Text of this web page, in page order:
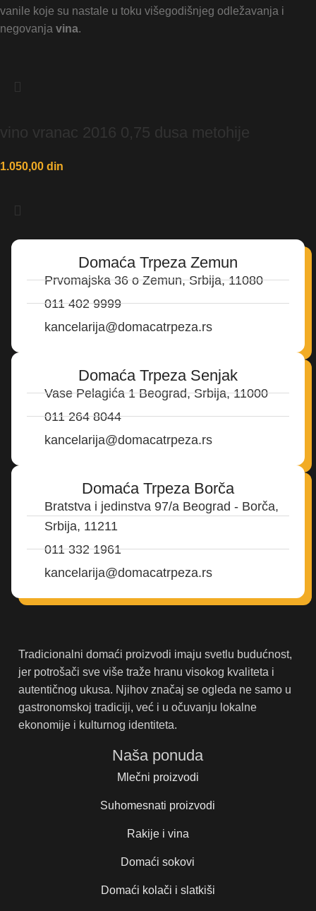
vanile koje su nastale u toku višegodišnjeg odležavanja i
negovanja vina.
vino vranac 2016 0,75 dusa metohije
1.050,00 din
Domaća Trpeza Zemun
Prvomajska 36 o Zemun, Srbija, 11080
011 402 9999
kancelarija@domacatrpeza.rs
Domaća Trpeza Senjak
Vase Pelagića 1 Beograd, Srbija, 11000
011 264 8044
kancelarija@domacatrpeza.rs
Domaća Trpeza Borča
Bratstva i jedinstva 97/a Beograd - Borča,
Srbija, 11211
011 332 1961
kancelarija@domacatrpeza.rs
Tradicionalni domaći proizvodi imaju svetlu budućnost,
jer potrošači sve više traže hranu visokog kvaliteta i
autentičnog ukusa. Njihov značaj se ogleda ne samo u
gastronomskoj tradiciji, već i u očuvanju lokalne
ekonomije i kulturnog identiteta.
Naša ponuda
Mlečni proizvodi
Suhomesnati proizvodi
Rakije i vina
Domaći sokovi
Domaći kolači i slatkiši